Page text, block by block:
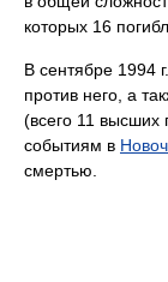
которых 16
В сентябре 1994
против него, а
(всего 11 высших
событиям в
смертью.